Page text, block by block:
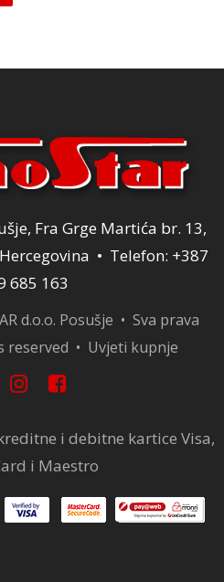
Fra Grge Martića br. 13,
• Telefon: +387
685 163
d.o.o. Posušje • Sva prava
• Uvjeti kupnje
i debitne kartice Visa,
i Maestro